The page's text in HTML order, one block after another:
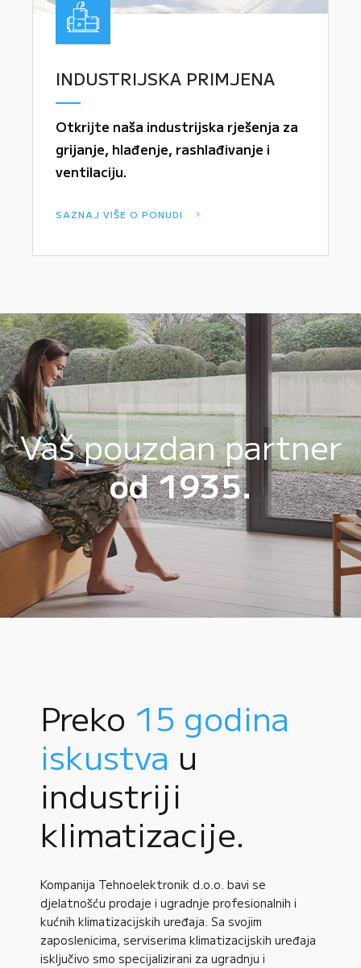
INDUSTRIJSKA PRIMJENA
Otkrijte naša industrijska rješenja za
grijanje, hlađenje, rashlađivanje i
ventilaciju.
SAZNAJ VIŠE O PONUDI
Vaš pouzdan partner
od 1935.
Preko 15 godina
iskustva u
industriji
klimatizacije.
Kompanija Tehnoelektronik d.o.o. bavi se
djelatnošću prodaje i ugradnje profesionalnih i
kućnih klimatizacijskih uređaja. Sa svojim
zaposlenicima, serviserima klimatizacijskih uređaja
isključivo smo specijalizirani za ugradnju i